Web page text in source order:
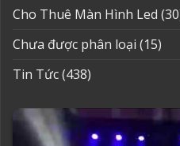
Cho Thuê Màn Hình Led
Chưa được phân loại (15)
Tin Tức(438)